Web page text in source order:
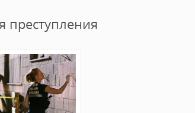
преступления